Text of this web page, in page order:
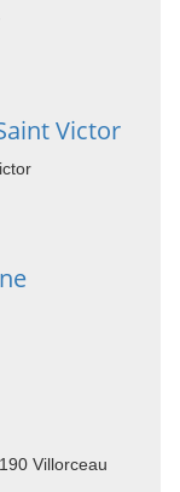
Victor
Villorceau